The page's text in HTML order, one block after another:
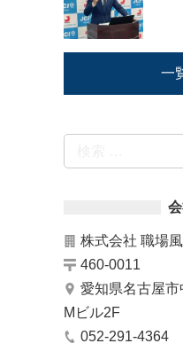
一
株式会社 職場
460-0011
愛知県名古屋市
Mビル2F
052-291-4364